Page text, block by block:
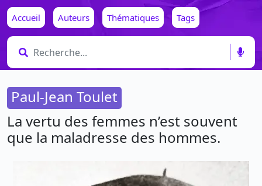
Accueil Auteurs Thématiques Tags
Paul-Jean Toulet
La vertu des femmes n’est souvent
que la maladresse des hommes.